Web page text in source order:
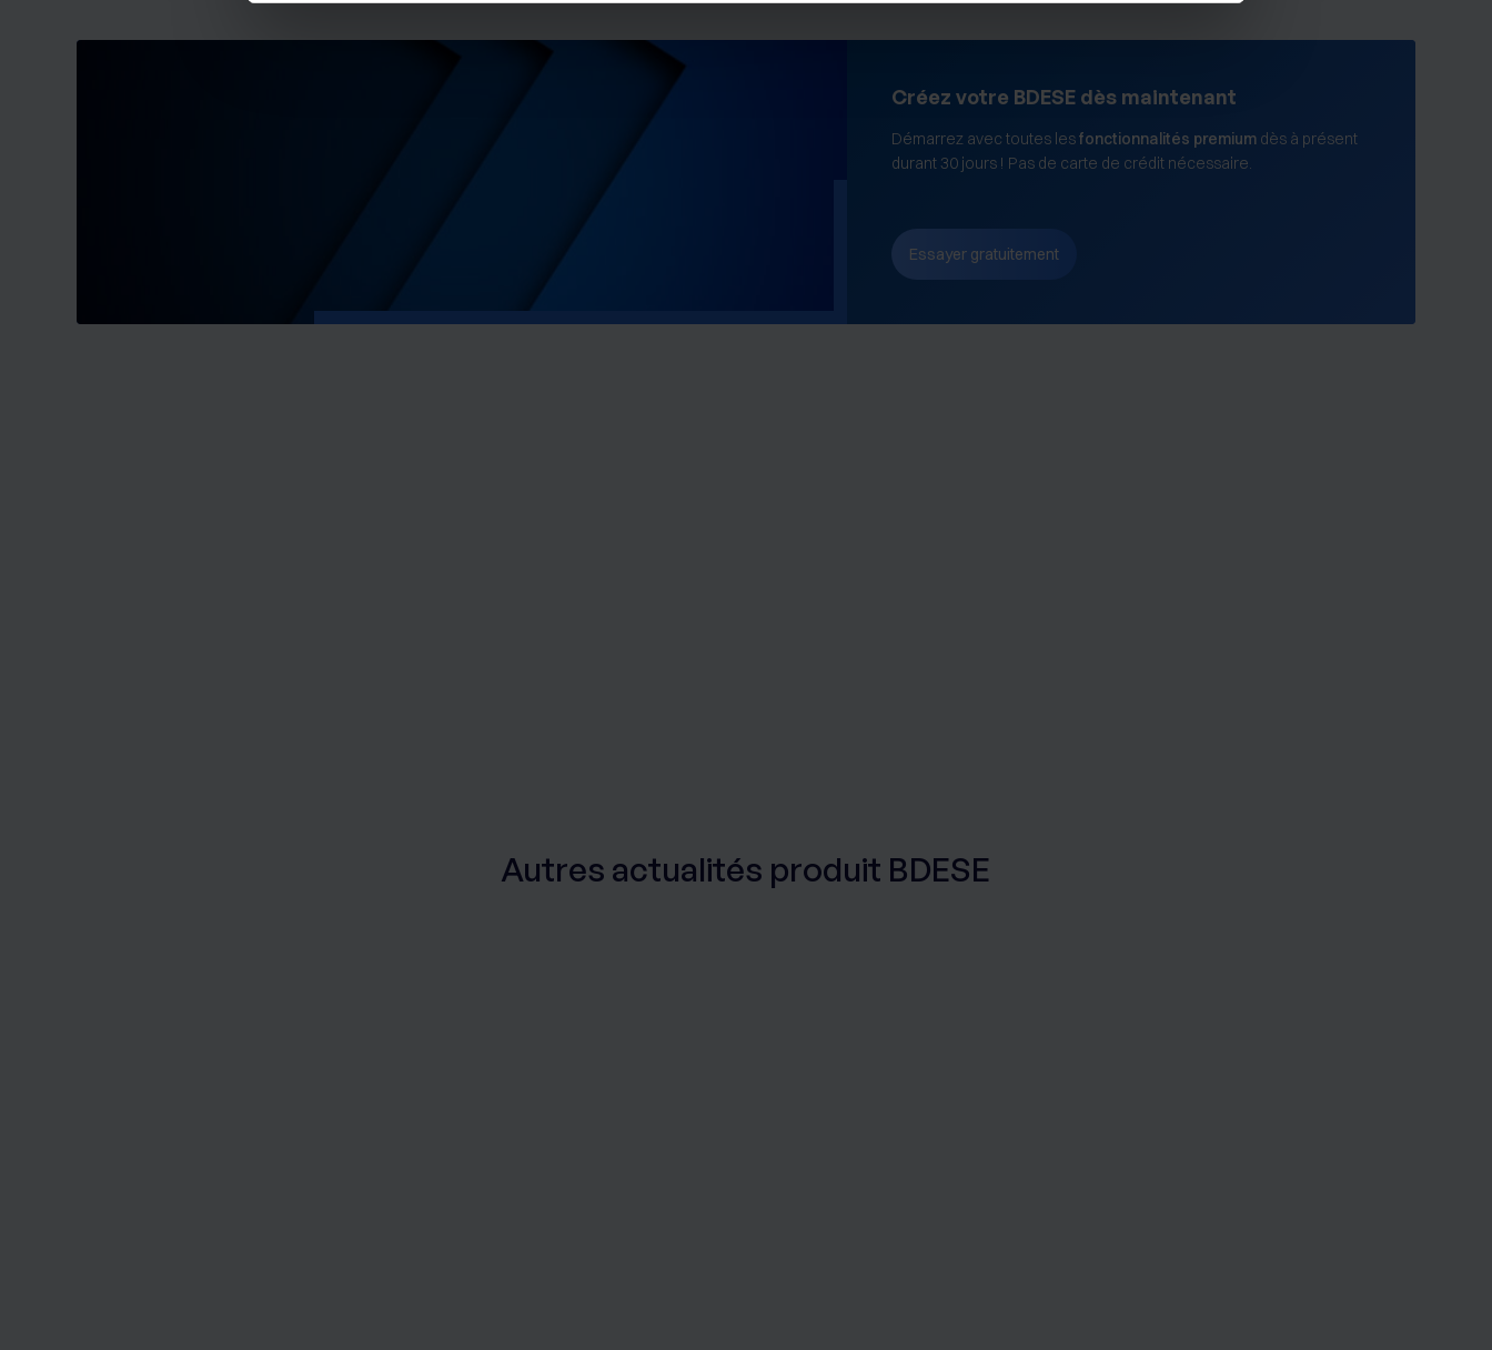
. Vous pouvez modifier ou retirer votre consentement à tout moment à partir de la déclaration sur les cookies.
Les cookies nous permettent de personnaliser le contenu et les annonces, d'offrir des fonctionnalités relatives aux médias
sociaux et d'analyser notre trafic sur les sites des Editions Tissot et de BDESE online. Retrouvez notre politique de
cliquant ici
Créez votre BDESE dès maintenant
Démarrez avec toutes lesfonctionnalités premium dès à présent
durant 30 jours ! Pas de carte de crédit nécessaire.
Essayer gratuitement
Autres actualités produit BDESE